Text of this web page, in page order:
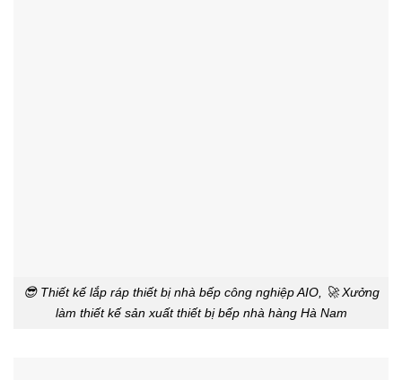
😎 Thiết kế lắp ráp thiết bị nhà bếp công nghiệp AIO, 🚀 Xưởng
làm thiết kế sản xuất thiết bị bếp nhà hàng Hà Nam